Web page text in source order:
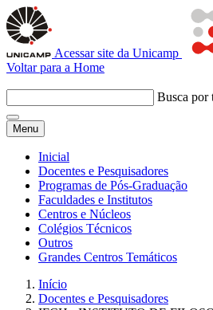
Acessar site da Unicamp
Voltar para a Home
Busca por
Menu
Inicial
Docentes e Pesquisadores
Programas de Pós-Graduação
Faculdades e Institutos
Centros e Núcleos
Colégios Técnicos
Outros
Grandes Centros Temáticos
Início
Docentes e Pesquisadores